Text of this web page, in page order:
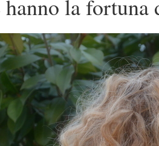
la fortuna